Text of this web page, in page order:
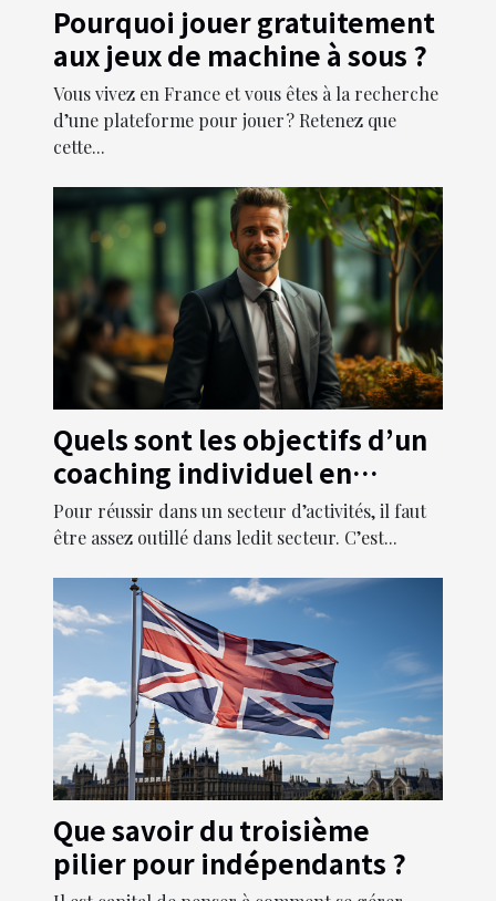
Pourquoi jouer gratuitement
aux jeux de machine à sous ?
Vous vivez en France et vous êtes à la recherche
d’une plateforme pour jouer ? Retenez que
cette...
Quels sont les objectifs d’un
coaching individuel en
entreprise ?
Pour réussir dans un secteur d’activités, il faut
être assez outillé dans ledit secteur. C’est...
Que savoir du troisième
pilier pour indépendants ?